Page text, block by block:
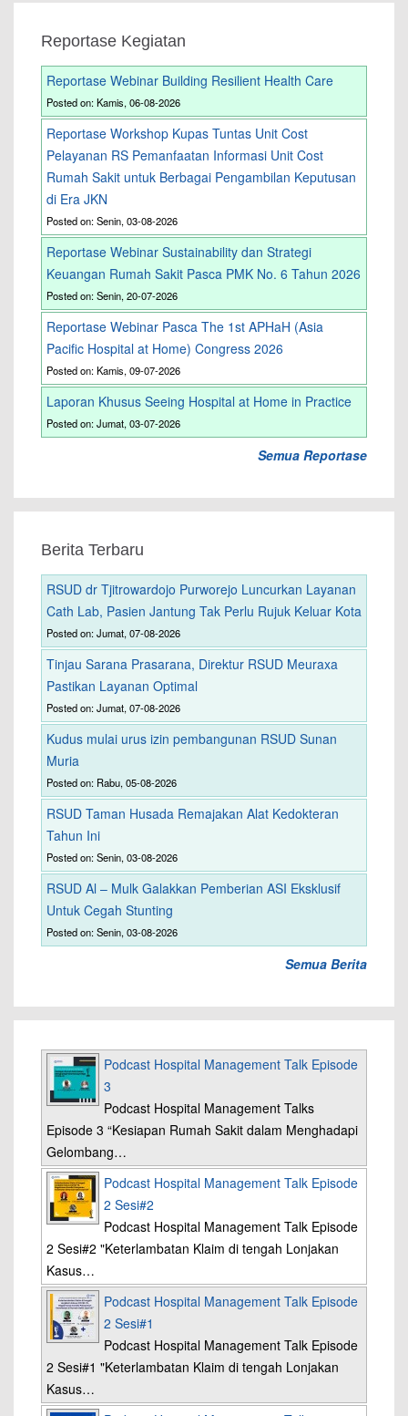
Reportase Kegiatan
Reportase Webinar Building Resilient Health Care
Posted on: Kamis, 06-08-2026
Reportase Workshop Kupas Tuntas Unit Cost
Pelayanan RS Pemanfaatan Informasi Unit Cost
Rumah Sakit untuk Berbagai Pengambilan Keputusan
di Era JKN
Posted on: Senin, 03-08-2026
Reportase Webinar Sustainability dan Strategi
Keuangan Rumah Sakit Pasca PMK No. 6 Tahun 2026
Posted on: Senin, 20-07-2026
Reportase Webinar Pasca The 1st APHaH (Asia
Pacific Hospital at Home) Congress 2026
Posted on: Kamis, 09-07-2026
Laporan Khusus Seeing Hospital at Home in Practice
Posted on: Jumat, 03-07-2026
Semua Reportase
Berita Terbaru
RSUD dr Tjitrowardojo Purworejo Luncurkan Layanan
Cath Lab, Pasien Jantung Tak Perlu Rujuk Keluar Kota
Posted on: Jumat, 07-08-2026
Tinjau Sarana Prasarana, Direktur RSUD Meuraxa
Pastikan Layanan Optimal
Posted on: Jumat, 07-08-2026
Kudus mulai urus izin pembangunan RSUD Sunan
Muria
Posted on: Rabu, 05-08-2026
RSUD Taman Husada Remajakan Alat Kedokteran
Tahun Ini
Posted on: Senin, 03-08-2026
RSUD Al – Mulk Galakkan Pemberian ASI Eksklusif
Untuk Cegah Stunting
Posted on: Senin, 03-08-2026
Semua Berita
Podcast Hospital Management Talk Episode
3
Podcast Hospital Management Talks
Episode 3 “Kesiapan Rumah Sakit dalam Menghadapi
Gelombang…
Podcast Hospital Management Talk Episode
2 Sesi#2
Podcast Hospital Management Talk Episode
2 Sesi#2 "Keterlambatan Klaim di tengah Lonjakan
Kasus…
Podcast Hospital Management Talk Episode
2 Sesi#1
Podcast Hospital Management Talk Episode
2 Sesi#1 "Keterlambatan Klaim di tengah Lonjakan
Kasus…